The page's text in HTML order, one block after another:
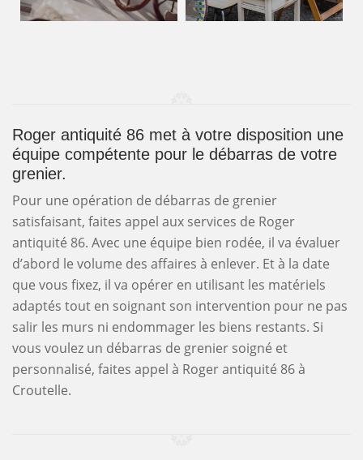
Roger antiquité 86 met à votre disposition une
équipe compétente pour le débarras de votre
grenier.
Pour une opération de débarras de grenier
satisfaisant, faites appel aux services de Roger
antiquité 86. Avec une équipe bien rodée, il va évaluer
d’abord le volume des affaires à enlever. Et à la date
que vous fixez, il va opérer en utilisant les matériels
adaptés tout en soignant son intervention pour ne pas
salir les murs ni endommager les biens restants. Si
vous voulez un débarras de grenier soigné et
personnalisé, faites appel à Roger antiquité 86 à
Croutelle.